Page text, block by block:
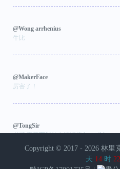
@Wong arrhenius
牛比
@MakerFace
厉害了！
@TongSir
老哥 更新下我的友链链接 https://
Copyright © 2017 - 2026 林里
天 14时 22